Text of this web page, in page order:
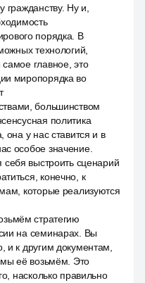
гражданству. Ну и,
порядка. В
технологий,
главное, это
миропорядка во
большинством
политика
она у нас ставится и в
особое значение.
выстроить сценарий
конечно, к
которые реализуются
стратегию
на семинарах. Вы
и к другим документам,
мы её возьмём. Это
насколько правильно